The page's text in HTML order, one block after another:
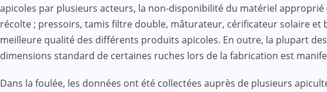
apicoles par plusieurs acteurs, la non-disponibilité du matériel
récolte ; pressoirs, tamis filtre double, mâturateur, cérificateur solaire
meilleure qualité des différents produits apicoles. En outre, la plupart
dimensions standard de certaines ruches lors de la fabrication est
Dans la foulée, les données ont été collectées auprès de plusieurs